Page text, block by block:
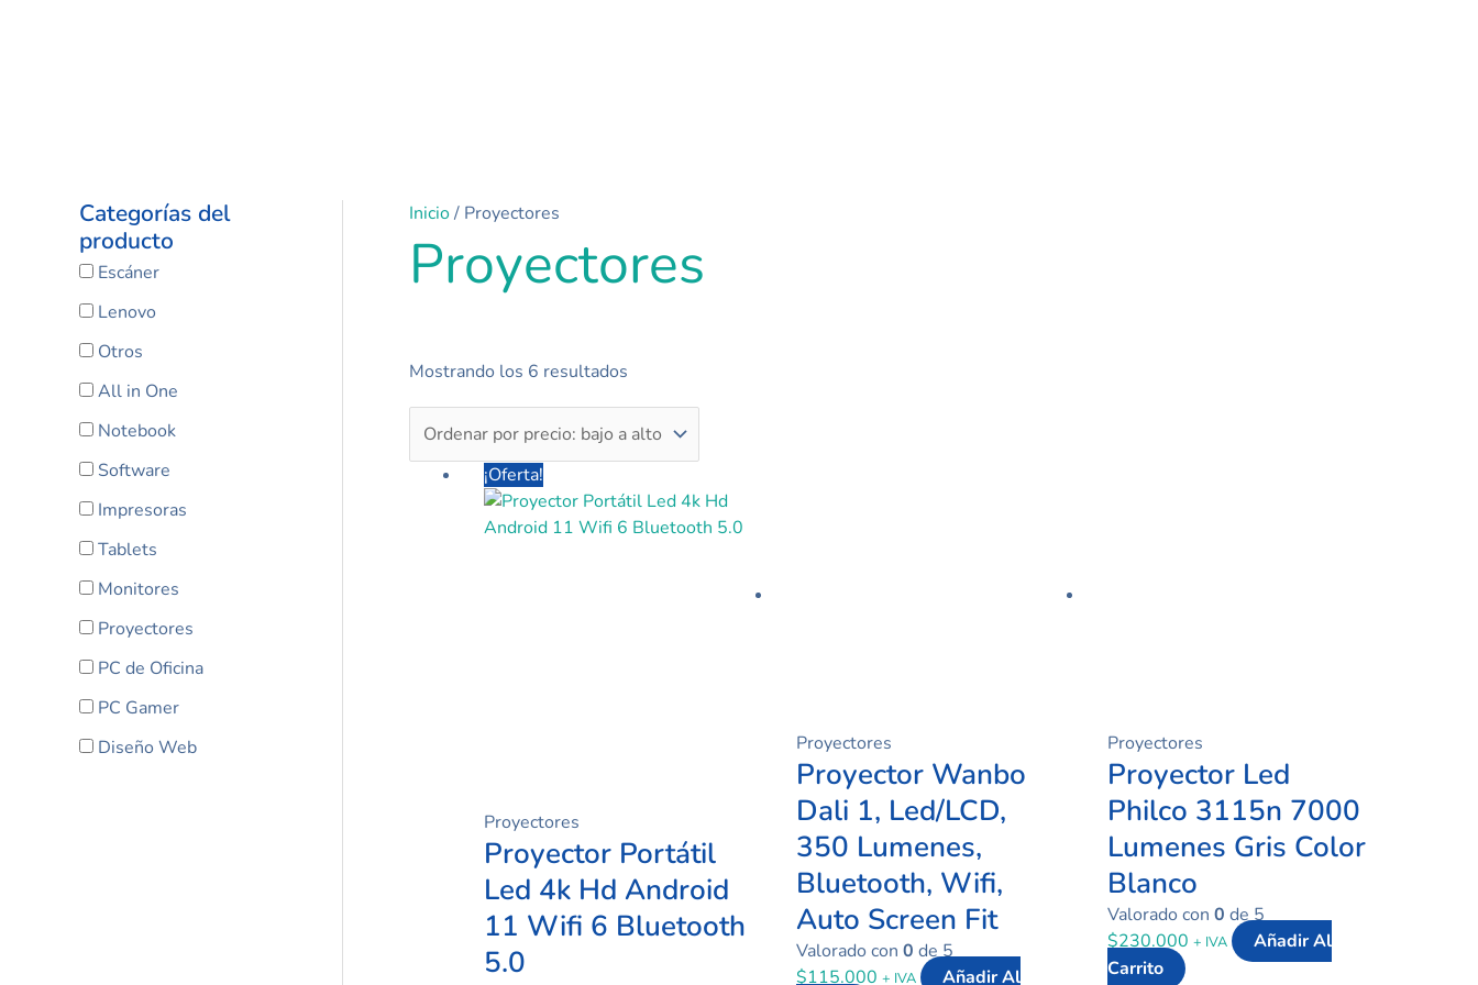
Categorías del
producto
Escáner
Lenovo
Otros
All in One
Notebook
Software
Impresoras
Tablets
Monitores
Proyectores
PC de Oficina
PC Gamer
Diseño Web
Inicio/ Proyectores
Proyectores
Mostrando los 6 resultados
precio:
bajo
¡Oferta!
Proyectores
Proyector Portátil
Led 4k Hd Android
11 Wifi 6 Bluetooth
5.0
precio
original
precio
actual
Proyectores
Proyector Wanbo
Dali 1, Led/LCD,
350 Lumenes,
Bluetooth, Wifi,
Auto Screen Fit
Valorado con 0 de 5
$115.000 + IVA
Añadir Al
Proyectores
Proyector Led
Philco 3115n 7000
Lumenes Gris Color
Blanco
Valorado con0 de 5
$230.000 + IVA
Añadir Al
Carrito